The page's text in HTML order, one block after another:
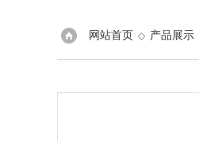
网站首页 ◇ 产品展示